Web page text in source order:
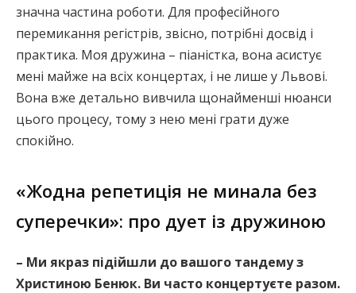
значна частина роботи. Для професійного
перемикання регістрів, звісно, потрібні досвід і
практика. Моя дружина – піаністка, вона асистує
мені майже на всіх концертах, і не лише у Львові.
Вона вже детально вивчила щонайменші нюанси
цього процесу, тому з нею мені грати дуже
спокійно.
«Жодна репетиція не минала без
суперечки»: про дует із дружиною
– Ми якраз підійшли до вашого тандему з
Христиною Бенюк. Ви часто концертуєте разом.